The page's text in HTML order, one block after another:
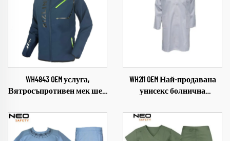
WH4843 OEM услуга,
Вятросъпротивен мек шел
Облекло за къмпинг и
походи, Меко яке за мъже,
яке с отмываем капюшон
WH211 OEM Най-продавана
унисекс болнична
полиестер, бяла,
многократно използваема,
докторска униформа, смес